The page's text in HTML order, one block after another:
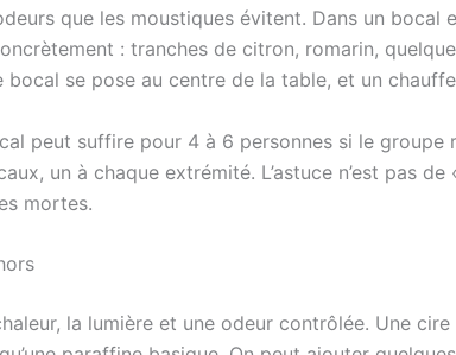
que les moustiques évitent. Dans un bocal
: tranches de citron, romarin,
bocal se pose au centre de la table, et un
peut suffire pour 4 à 6 personnes si le
un à chaque extrémité. L’astuce n’est pas
mortes.
la lumière et une odeur contrôlée. Une